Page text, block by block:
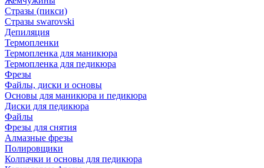
Стразы (пикси)
Cтразы swarovski
Депиляция
Термопленки
Термопленка для маникюра
Термопленка для педикюра
Фрезы
Файлы, диски и основы
Основы для маникюра и педикюра
Диски для педикюра
Файлы
Фрезы для снятия
Алмазные фрезы
Полировщики
Колпачки и основы для педикюра